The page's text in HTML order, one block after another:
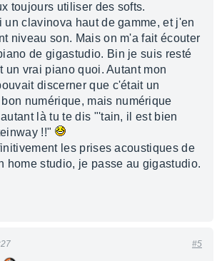
toujours utiliser des softs.
un clavinova haut de gamme, et j'en
niveau son. Mais on m'a fait écouter
de gigastudio. Bin je suis resté
un vrai piano quoi. Autant mon
discerner que c'était un
numérique, mais numérique
là tu te dis "'tain, il est bien
!!"
les prises acoustiques de
home studio, je passe au gigastudio.
#5